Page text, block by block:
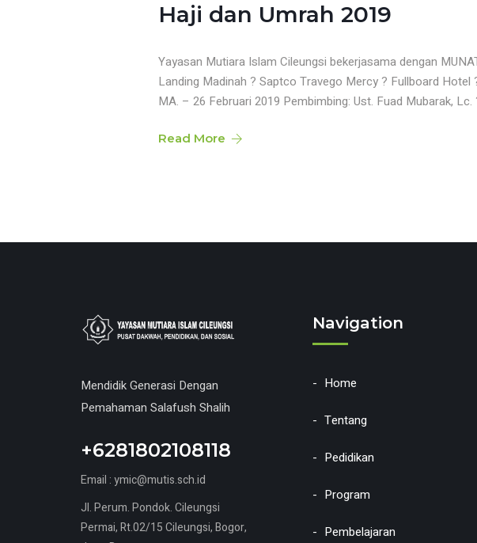
Haji dan Umrah 2019
Yayasan Mutiara Islam Cileungsi bekerjasama dengan
Landing Madinah ? Saptco Travego Mercy ? Fullboard
MA. – 26 Februari 2019 Pembimbing: Ust. Fuad Mubarak,
Read More
Mendidik Generasi Dengan
Pemahaman Salafush Shalih
+6281802108118
Email : ymic@mutis.sch.id
Jl. Perum. Pondok. Cileungsi
Permai, Rt.02/15 Cileungsi, Bogor,
Navigation
Home
Tentang
Pedidikan
Program
Pembelajaran